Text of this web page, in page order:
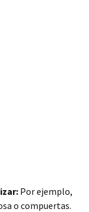
Por ejemplo,
o compuertas.